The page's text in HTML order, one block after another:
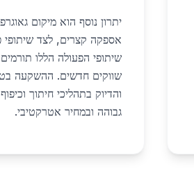
יתרון נוסף הוא מיקום
אספקה קצרים, לצד שיתופי
שיתופי הפעולה הללו
שווקים חדשים. ההשקעה
והדיוק בתהליכי חיתוך
גבוהה ובמחיר אטרקטיבי.